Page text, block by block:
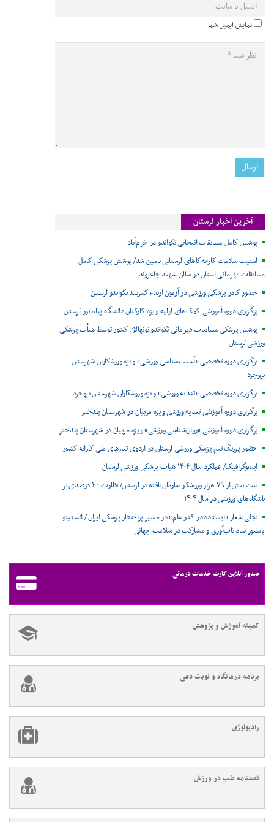
نمایش ایمیل شما
آخرین اخبار لرستان
پوشش کامل مسابقات انتخابی تکواندو در خرم‌آباد
امنیت سلامت کاراته‌کاهای لرستانی تامین شد/ پوشش پزشکی کامل
مسابقات قهرمانی استان در سالن شهید چاغروند
حضور کادر پزشکی ورزشی در آزمون ارتقاء کمربند تکواندو لرستان
برگزاری دوره آموزشی کمک‌های اولیه ویژه کارکنان دانشگاه پیام نور لرستان
پوشش پزشکی مسابقات قهرمانی تکواندو نونهالان کشور توسط هیأت پزشکی
ورزشی لرستان
برگزاری دوره تخصصی «آسیب‌شناسی ورزشی» ویژه ورزشکاران شهرستان
بروجرد
برگزاری دوره تخصصی «تغذیه ورزشی» ویژه ورزشکاران شهرستان بروجرد
برگزاری دوره آموزشی تغذیه ورزشی ویژه مربیان در شهرستان پلدختر
برگزاری دوره آموزشی «روان‌شناسی ورزشی» ویژه مربیان در شهرستان پلدختر
حضور پررنگ تیم پزشکی ورزشی لرستان در اردوی تیم‌های ملی کاراته کشور
اینفوگرافیک/ عملکرد سال ۱۴۰۴ هیات پزشکی ورزشی لرستان
ثبت بیش از ۷۹ هزار ورزشکار سازمان‌یافته در لرستان/ نظارت ۱۰۰ درصدی بر
باشگاه‌های ورزشی در سال ۱۴۰۴
تجلی شعار «ایستاده در کنار علم» در مسیر پرافتخار پزشکی ایران / انستیتو
پاستور نماد تاب‌آوری و مشارکت در سلامت جهانی
صدور آنلاین کارت خدمات درمانی
کمیته آموزش و پژوهش
برنامه درمانگاه و نوبت دهی
رادیولوژی
فصلنامه طب در ورزش